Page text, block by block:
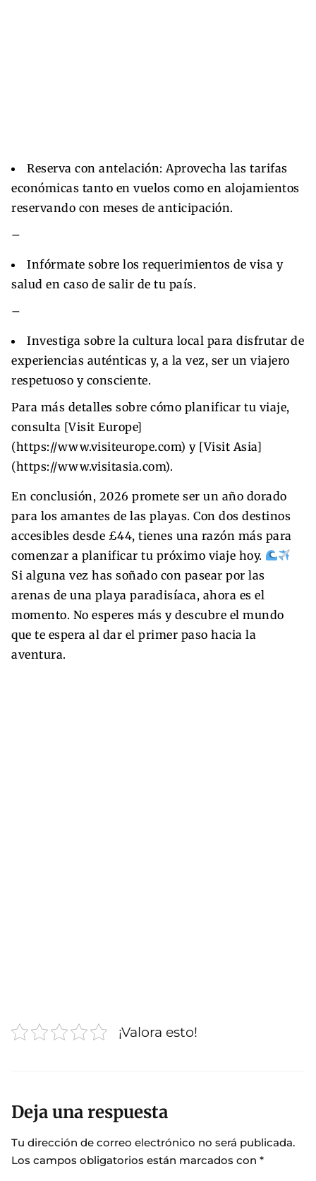
Reserva con antelación: Aprovecha las tarifas
económicas tanto en vuelos como en alojamientos
reservando con meses de anticipación.
–
Infórmate sobre los requerimientos de visa y
salud en caso de salir de tu país.
–
Investiga sobre la cultura local para disfrutar de
experiencias auténticas y, a la vez, ser un viajero
respetuoso y consciente.
Para más detalles sobre cómo planificar tu viaje,
consulta [Visit Europe]
(https://www.visiteurope.com) y [Visit Asia]
(https://www.visitasia.com).
En conclusión, 2026 promete ser un año dorado
para los amantes de las playas. Con dos destinos
accesibles desde £44, tienes una razón más para
comenzar a planificar tu próximo viaje hoy.
Si alguna vez has soñado con pasear por las
arenas de una playa paradisíaca, ahora es el
momento. No esperes más y descubre el mundo
que te espera al dar el primer paso hacia la
aventura.
¡Valora esto!
Deja una respuesta
Tu dirección de correo electrónico no será publicada.
Los campos obligatorios están marcados con *